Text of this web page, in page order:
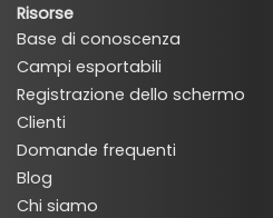
Risorse
Base di conoscenza
Campi esportabili
Registrazione dello schermo
Clienti
Domande frequenti
Blog
Chi siamo